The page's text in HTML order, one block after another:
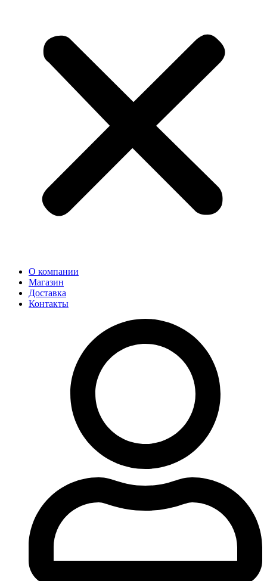
О компании
Магазин
Доставка
Контакты